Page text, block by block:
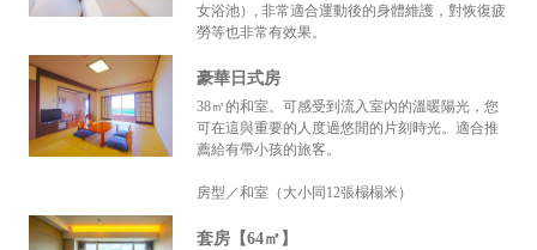
女浴池）, 非常適合運動後的身體維護，對恢復疲
勞等也非常有效果。
豪華日式房
38㎡的和室。可感受到流入室內的溫暖陽光，您
可在這與重要的人度過悠閒的片刻時光。適合推
薦給有帶小孩的旅客。
房型／和室（大小同12張榻榻米）
套房【64㎡】